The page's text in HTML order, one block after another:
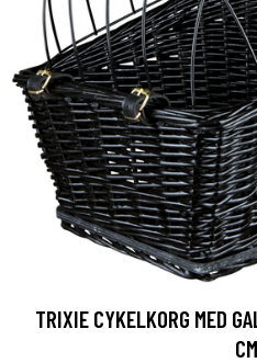
TRIXIE CYKELKORG MED
CM